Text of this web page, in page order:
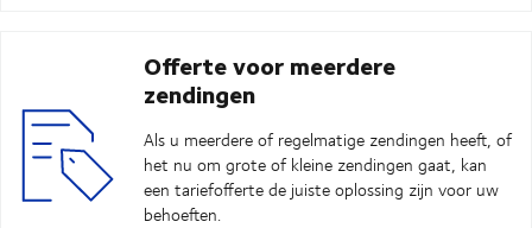
Offerte voor meerdere
zendingen
Als u meerdere of regelmatige zendingen heeft, of
het nu om grote of kleine zendingen gaat, kan
een tariefofferte de juiste oplossing zijn voor uw
behoeften.